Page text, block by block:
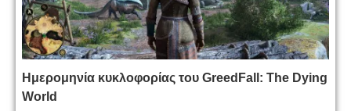
Ημερομηνία κυκλοφορίας του GreedFall: The Dying
World